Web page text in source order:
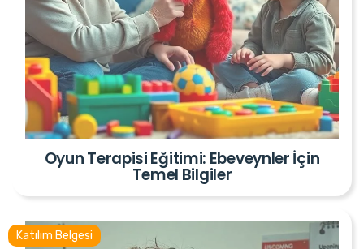
Oyun Terapisi Eğitimi: Ebeveynler İçin
Temel Bilgiler
Katılım Belgesi